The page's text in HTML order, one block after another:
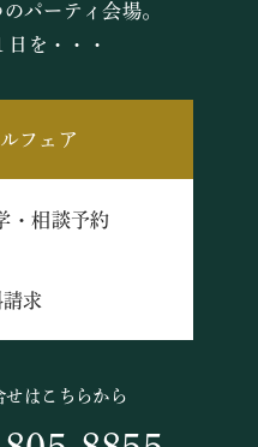
パーティ会場。
日を・・・
フェア
・相談予約
求
せはこちらから